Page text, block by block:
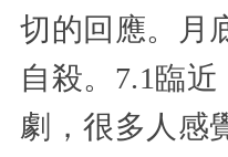
切的回應。月
自殺。7.1臨
劇，很多人感